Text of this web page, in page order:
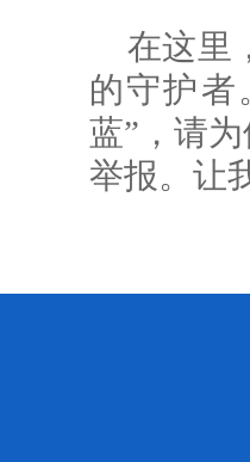
在这里
的守护
蓝”，请
举报。让